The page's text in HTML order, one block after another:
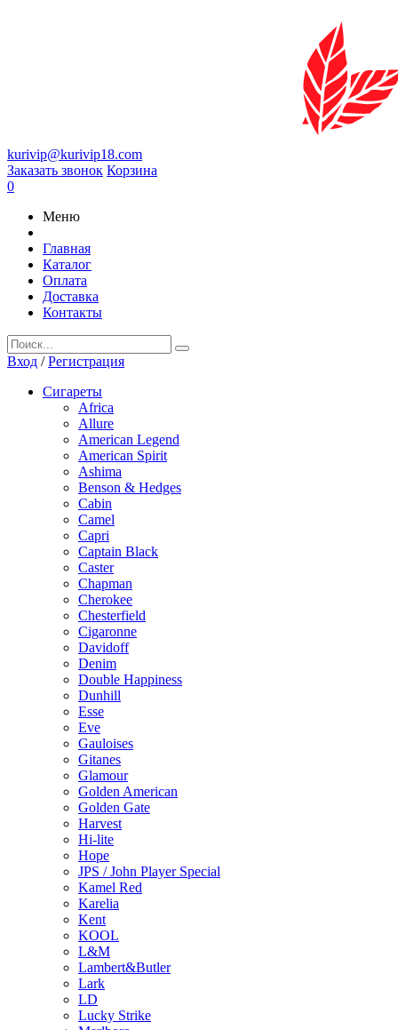
kurivip@kurivip18.com
Заказать звонок Корзина
0
Меню
Главная
Каталог
Оплата
Доставка
Контакты
Вход /Регистрация
Сигареты
Africa
Allure
American Legend
American Spirit
Ashima
Benson & Hedges
Cabin
Camel
Capri
Captain Black
Caster
Chapman
Cherokee
Chesterfield
Cigaronne
Davidoff
Denim
Double Happiness
Dunhill
Esse
Eve
Gauloises
Gitanes
Glamour
Golden American
Golden Gate
Harvest
Hi-lite
Hope
JPS / John Player Special
Kamel Red
Karelia
Kent
KOOL
L&M
Lambert&Butler
Lark
LD
Lucky Strike